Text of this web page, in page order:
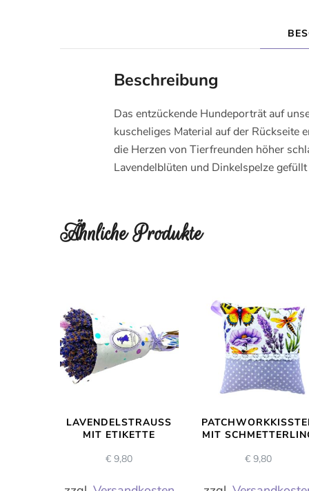
Beschreibung
Das entzückende Hundeporträt auf
kuscheliges Material auf der Rückseite
die Herzen von Tierfreunden höher
Lavendelblüten und Dinkelspelze
Ähnliche Produkte
LAVENDELSTRAUSS M
IT ETIKETTE
€ 9,80
MIT
€ 9,80